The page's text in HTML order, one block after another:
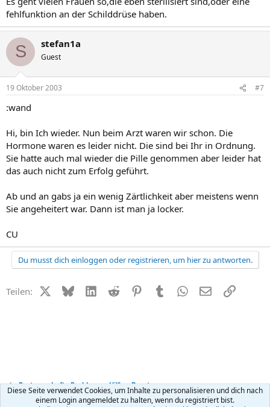
fehlfunktion an der Schilddrüse haben.
S stefan1a
Guest
19 Oktober 2003 #7
:wand
Hi, bin Ich wieder. Nun beim Arzt waren wir schon. Die
Hormone waren es leider nicht. Die sind bei Ihr in Ordnung.
Sie hatte auch mal wieder die Pille genommen aber leider hat
das auch nicht zum Erfolg geführt.
Ab und an gabs ja ein wenig Zärtlichkeit aber meistens wenn
Sie angeheitert war. Dann ist man ja locker.
CU
Du musst dich einloggen oder registrieren, um hier zu antworten.
Teilen: X (Twitter)
BlueskyLinkedIn
Reddit PinterestTumblr WhatsApp
E-MailLink
Partnerschafts-Probleme - Hilfe + Beratung
Diese Seite verwendet Cookies, um Inhalte zu personalisieren und dich nach
einem Login angemeldet zu halten, wenn du registriert bist.